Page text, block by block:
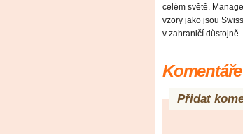
celém světě.
vzory jako jsou
v zahraničí důstojně.
Komentáře
Přidat